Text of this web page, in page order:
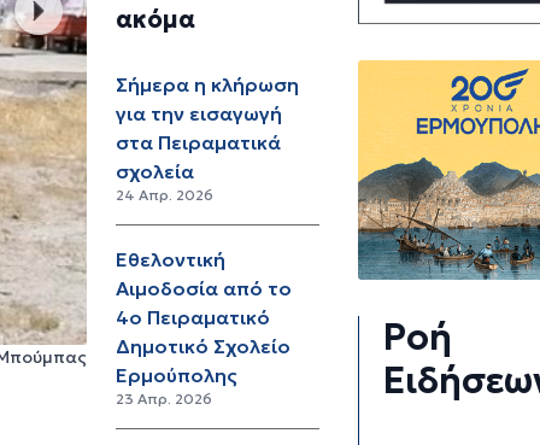
ακόμα
Σήμερα η κλήρωση
για την εισαγωγή
στα Πειραματικά
σχολεία
24 Απρ. 2026
Εθελοντική
Αιμοδοσία από το
4ο Πειραματικό
Δημοτικό Σχολείο
Ερμούπολης
23 Απρ. 2026
Ροή